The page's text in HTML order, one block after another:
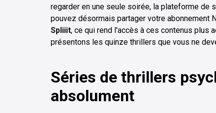
regarder en une seule soirée, la plateforme de
pouvez désormais partager votre abonnement
Spliiit, ce qui rend l'accès à ces contenus plus
présentons les quinze thrillers que vous ne
Séries de thrillers
absolument